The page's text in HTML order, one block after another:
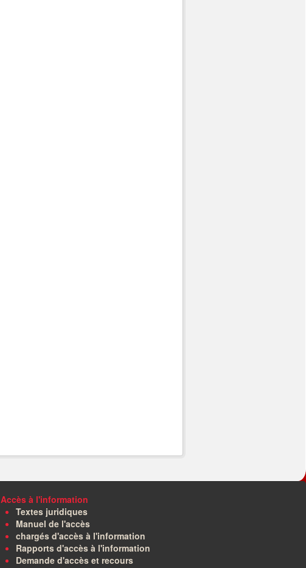
Accès à l'information
Textes juridiques
Manuel de l'accès
chargés d'accès à l'information
Rapports d'accès à l'information
Demande d'accès et recours